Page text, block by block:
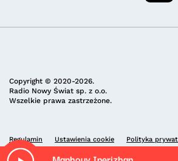
Copyright © 2020-2026.
Radio Nowy Świat sp. z o.o.
Wszelkie prawa zastrzeżone.
Regulamin Ustawienia cookie Polityka